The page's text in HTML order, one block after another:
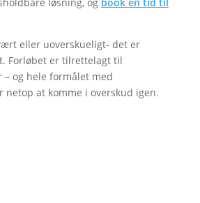
eller uoverskueligt- det er
Forløbet er tilrettelagt til
og hele formålet med
netop at komme i overskud igen.